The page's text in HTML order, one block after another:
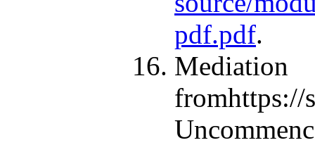
pdf.pdf.
fromhttps://